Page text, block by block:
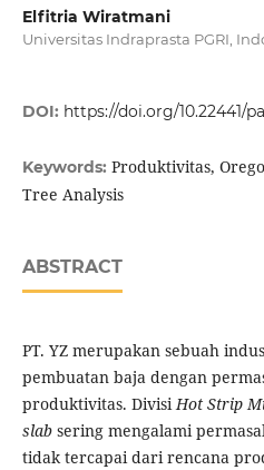
Elfitria Wiratmani
Universitas Indraprasta PGRI,
DOI: https://doi.org/10.22441/
Keywords: Produktivitas,
Tree Analysis
ABSTRACT
PT. YZ merupakan sebuah
pembuatan baja dengan
produktivitas. DivisiHot Strip
slabsering mengalami
tidak tercapai dari rencana